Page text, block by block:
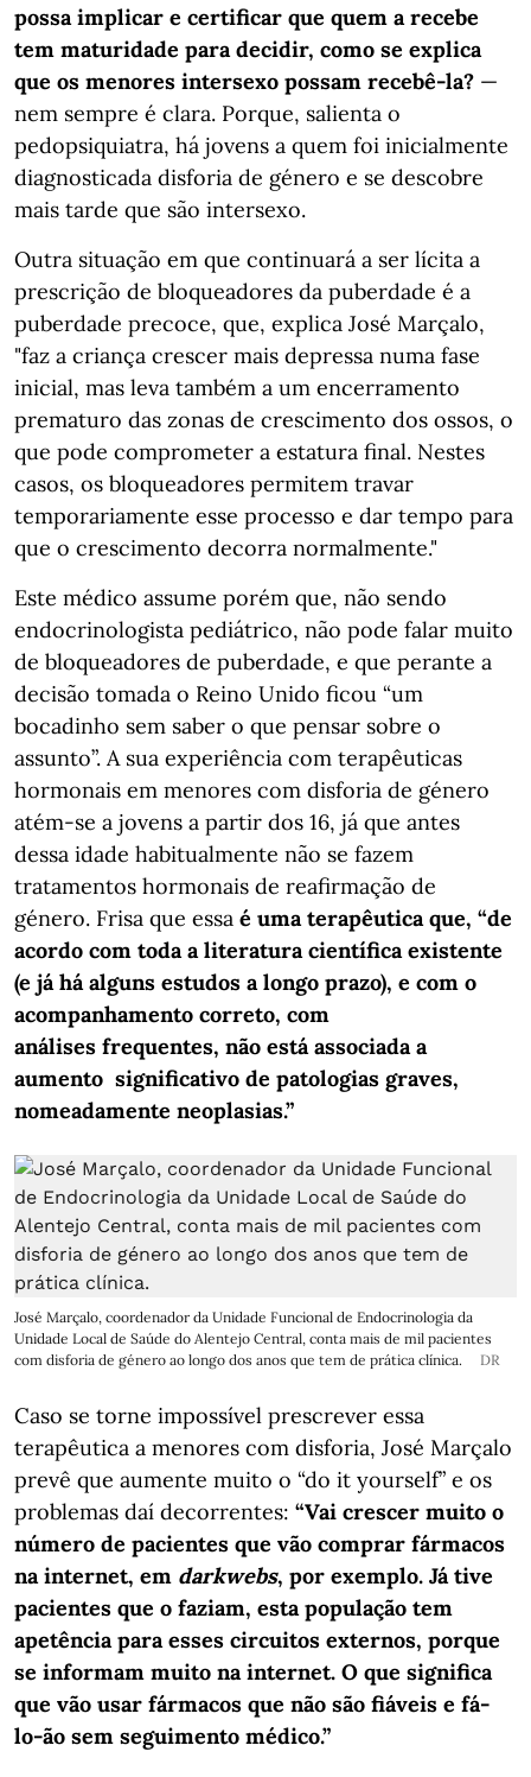
possa implicar e certificar que quem a recebe
tem maturidade para decidir, como se explica
que os menores intersexo possam recebê-la? —
nem sempre é clara. Porque, salienta o
pedopsiquiatra, há jovens a quem foi inicialmente
diagnosticada disforia de género e se descobre
mais tarde que são intersexo.
Outra situação em que continuará a ser lícita a
prescrição de bloqueadores da puberdade é a
puberdade precoce, que, explica José Marçalo,
"faz a criança crescer mais depressa numa fase
inicial, mas leva também a um encerramento
prematuro das zonas de crescimento dos ossos, o
que pode comprometer a estatura final. Nestes
casos, os bloqueadores permitem travar
temporariamente esse processo e dar tempo para
que o crescimento decorra normalmente."
Este médico assume porém que, não sendo
endocrinologista pediátrico, não pode falar muito
de bloqueadores de puberdade, e que perante a
decisão tomada o Reino Unido ficou “um
bocadinho sem saber o que pensar sobre o
assunto”. A sua experiência com terapêuticas
hormonais em menores com disforia de género
atém-se a jovens a partir dos 16, já que antes
dessa idade habitualmente não se fazem
tratamentos hormonais de reafirmação de
género. Frisa que essa é uma terapêutica que, “de
acordo com toda a literatura científica existente
(e já há alguns estudos a longo prazo), e com o
acompanhamento correto, com
análises frequentes, não está associada a
aumento significativo de patologias graves,
nomeadamente neoplasias.”
José Marçalo, coordenador da Unidade Funcional de Endocrinologia da
Unidade Local de Saúde do Alentejo Central, conta mais de mil pacientes
com disforia de género ao longo dos anos que tem de prática clínica.
DR
Caso se torne impossível prescrever essa
terapêutica a menores com disforia, José Marçalo
prevê que aumente muito o “do it yourself” e os
problemas daí decorrentes: “Vai crescer muito o
número de pacientes que vão comprar fármacos
na internet, em darkwebs, por exemplo. Já tive
pacientes que o faziam, esta população tem
apetência para esses circuitos externos, porque
se informam muito na internet. O que significa
que vão usar fármacos que não são fiáveis e fá-
lo-ão sem seguimento médico.”